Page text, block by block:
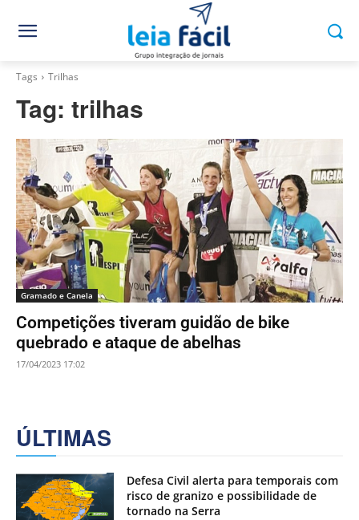
Tags Trilhas
Tag: trilhas
Gramado e Canela
Competições tiveram guidão de bike
quebrado e ataque de abelhas
17/04/2023 17:02
ÚLTIMAS
Defesa Civil alerta para temporais com
risco de granizo e possibilidade de
tornado na Serra